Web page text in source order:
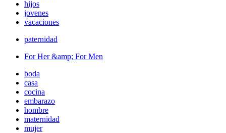
hijos
jovenes
vacaciones
paternidad
For Her &amp; For Men
boda
casa
cocina
embarazo
hombre
maternidad
mujer